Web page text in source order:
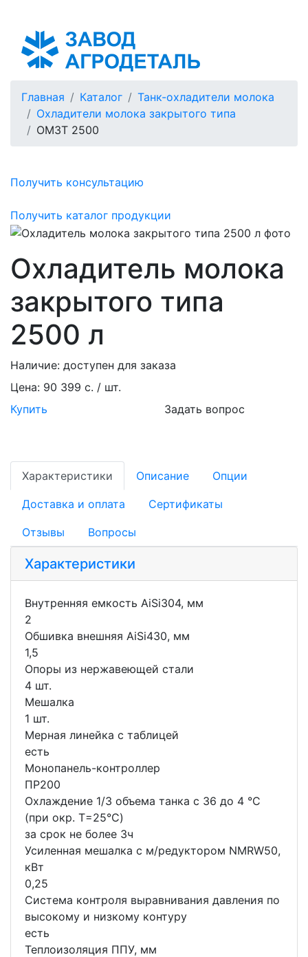
Главная Каталог
Танк-охладители молока
Охладители молока закрытого типа
ОМЗТ 2500
Получить консультацию
Получить каталог продукции
Охладитель молока
закрытого типа
2500 л
Наличие: доступен для заказа
Цена: 90 399 с. / шт.
Купить
Задать вопрос
Характеристики Описание Опции
Доставка и оплата Сертификаты
Отзывы Вопросы
Характеристики
Внутренняя емкость AiSi304, мм
2
Обшивка внешняя AiSi430, мм
1,5
Опоры из нержавеющей стали
4 шт.
Мешалка
1 шт.
Мерная линейка с таблицей
есть
Монопанель-контроллер
ПР200
Охлаждение 1/3 объема танка с 36 до 4 °C
(при окр. Т=25°С)
за срок не более 3ч
Усиленная мешалка с м/редуктором NMRW50,
кВт
0,25
Система контроля выравнивания давления по
высокому и низкому контуру
есть
Теплоизоляция ППУ, мм